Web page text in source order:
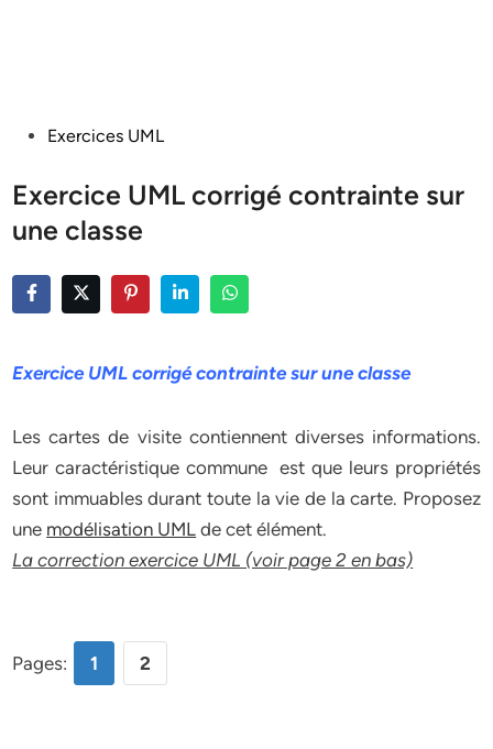
PostedExercices UML
Exercice UML corrigé contrainte sur
une classe
Exercice UML corrigé contrainte sur une classe
Les cartes de visite contiennent diverses informations.
Leur caractéristique commune est que leurs propriétés
sont immuables durant toute la vie de la carte. Proposez
une modélisation UML de cet élément.
La correction exercice UML (voir page 2 en bas)
Pages: 1 2